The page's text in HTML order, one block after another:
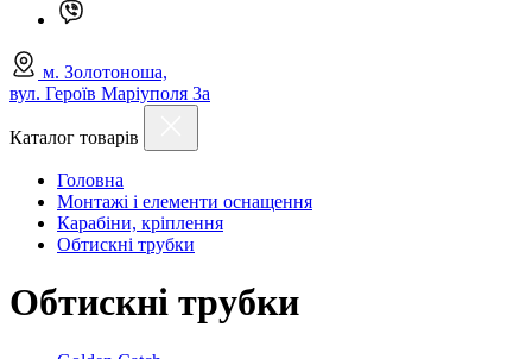
м. Золотоноша,
вул. Героїв Маріуполя 3а
Каталог товарів
Головна
Монтажі і елементи оснащення
Карабіни, кріплення
Обтискні трубки
Обтискні трубки